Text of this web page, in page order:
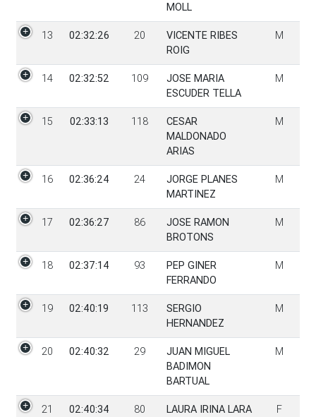
MOLL
13 02:32:26 20
VICENTE RIBES
ROIG
M
14 02:32:52 109
JOSE MARIA
ESCUDER TELLA
M
15 02:33:13 118
CESAR
MALDONADO
ARIAS
M
16 02:36:24 24
JORGE PLANES
MARTINEZ
M
17 02:36:27 86
JOSE RAMON
BROTONS
M
18 02:37:14 93
PEP GINER
FERRANDO
M
19 02:40:19 113
SERGIO
HERNANDEZ
M
20 02:40:32 29
JUAN MIGUEL
BADIMON
BARTUAL
M
21 02:40:34 80
LAURA IRINA LARA
F